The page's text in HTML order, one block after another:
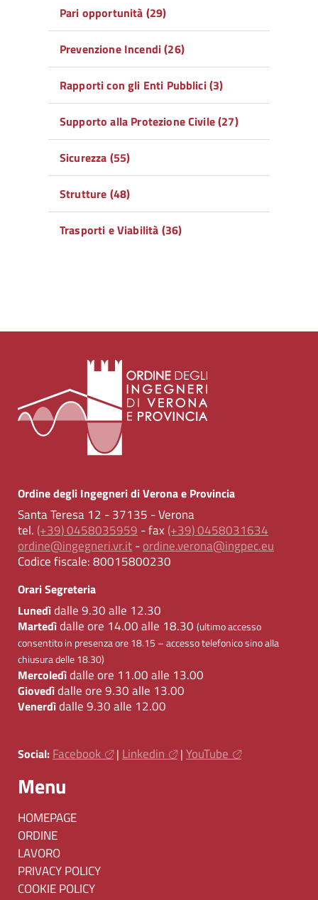
Pari opportunità (29)
Prevenzione Incendi (26)
Rapporti con gli Enti Pubblici (3)
Supporto alla Protezione Civile (27)
Sicurezza (55)
Strutture (48)
Trasporti e Viabilità (36)
Ordine degli Ingegneri di Verona e Provincia
Santa Teresa 12 - 37135 - Verona
tel. (+39) 0458035959 - fax (+39) 0458031634
ordine@ingegneri.vr.it-ordine.verona@ingpec.eu
Codice fiscale:80015800230
Orari Segreteria
Lunedìdalle 9.30 alle 12.30
Martedìdalle ore 14.00 alle 18.30 (ultimo accesso
consentito in presenza ore 18.15 – accesso telefonico sino alla
chiusura delle 18.30)
Mercoledìdalle ore 11.00 alle 13.00
Giovedìdalle ore 9.30 alle 13.00
Venerdìdalle 9.30 alle 12.00
Social: Facebook | Linkedin | YouTube
Menu
HOMEPAGE
ORDINE
LAVORO
PRIVACY POLICY
COOKIE POLICY